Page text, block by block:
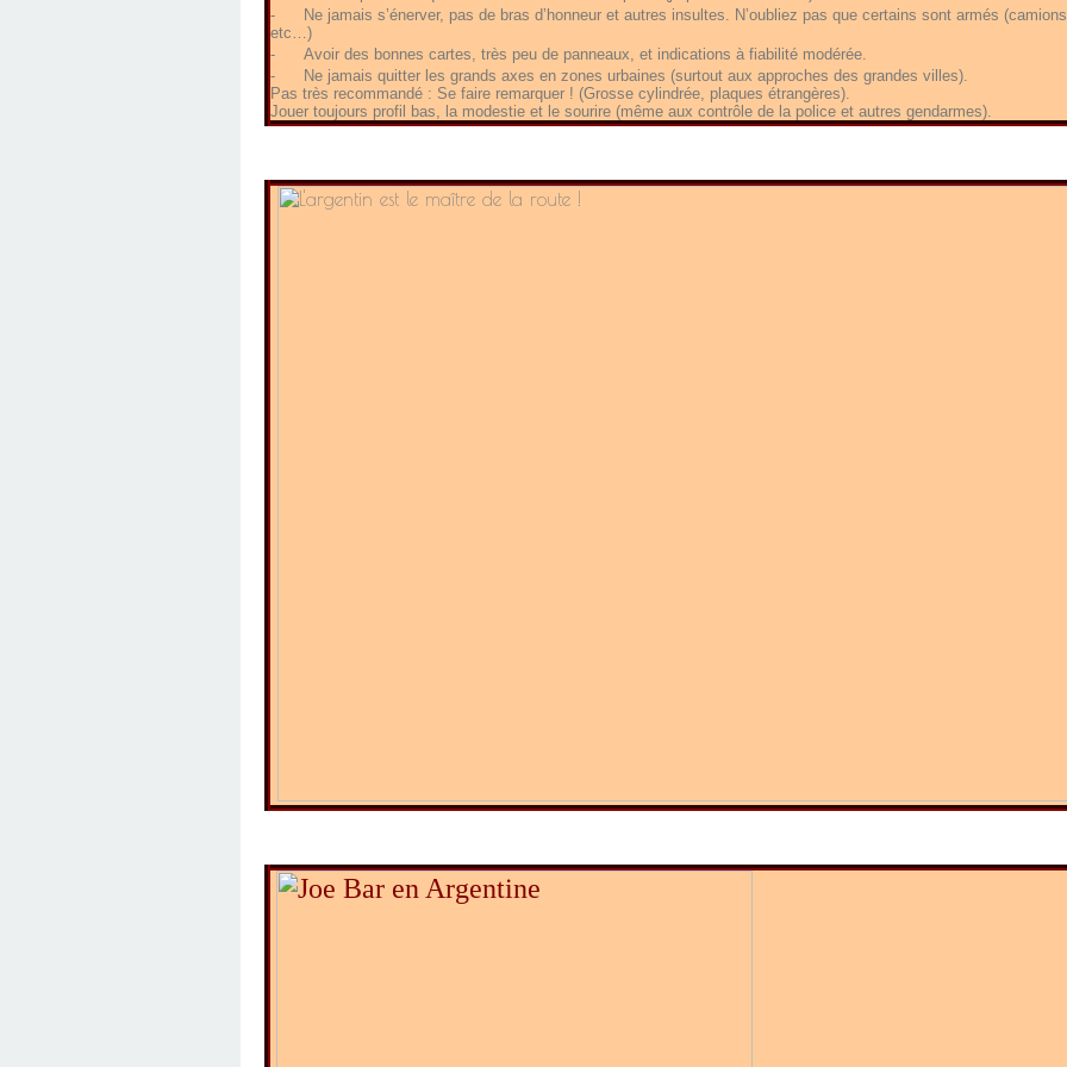
-
Ne jamais s’énerver, pas de bras d’honneur et autres insultes. N’oubliez pas que certains sont armés
etc…)
-
Avoir des bonnes cartes, très peu de panneaux, et indications à fiabilité modérée.
-
Ne jamais quitter les grands axes en zones urbaines (surtout aux approches des grandes villes).
Pas très recommandé : Se faire remarquer ! (Grosse cylindrée, plaques étrangères).
Jouer toujours profil bas, la modestie et le sourire (même aux contrôle de la police et autres gendarmes).